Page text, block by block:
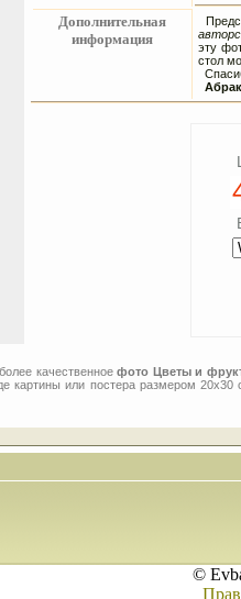
Дополнительная
информация
эту
стол
качественное фото Цветы и
картины или постера размером
©